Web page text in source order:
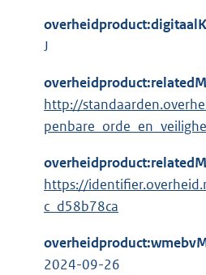
J
http://
https://
c_d58b78ca
2024-09-26